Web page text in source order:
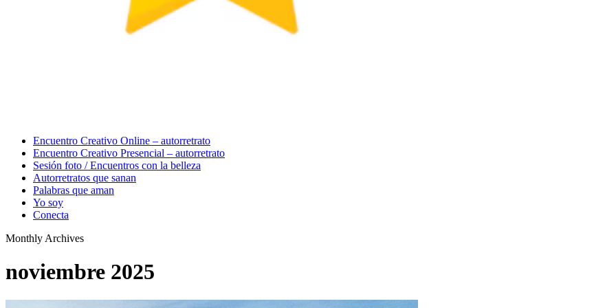
Menu
Encuentro Creativo Online – autorretrato
Encuentro Creativo Presencial – autorretrato
Sesión foto / Encuentros con la belleza
Autorretratos que sanan
Palabras que aman
Yo soy
Conecta
Monthly Archives
noviembre 2025